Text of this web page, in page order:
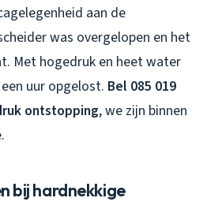
aan de
was overgelopen en het
Met hogedruk en heet water
uur opgelost. Bel 085 019
ontstopping, we zijn binnen
bij hardnekkige